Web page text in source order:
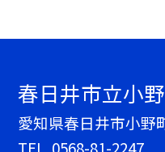
春日井市立小
愛知県春日井市小野